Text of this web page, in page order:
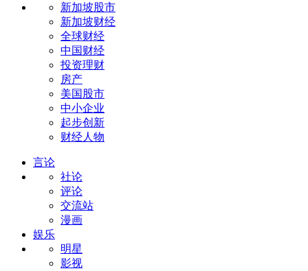
新加坡股市
新加坡财经
全球财经
中国财经
投资理财
房产
美国股市
中小企业
起步创新
财经人物
言论
社论
评论
交流站
漫画
娱乐
明星
影视